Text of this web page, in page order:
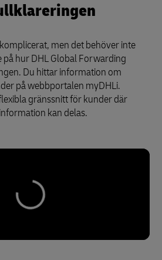
men det behöver inte
hur DHL Global Forwarding
Du hittar information om
på webbportalen myDHLi.
gränssnitt för kunder där
kan delas.